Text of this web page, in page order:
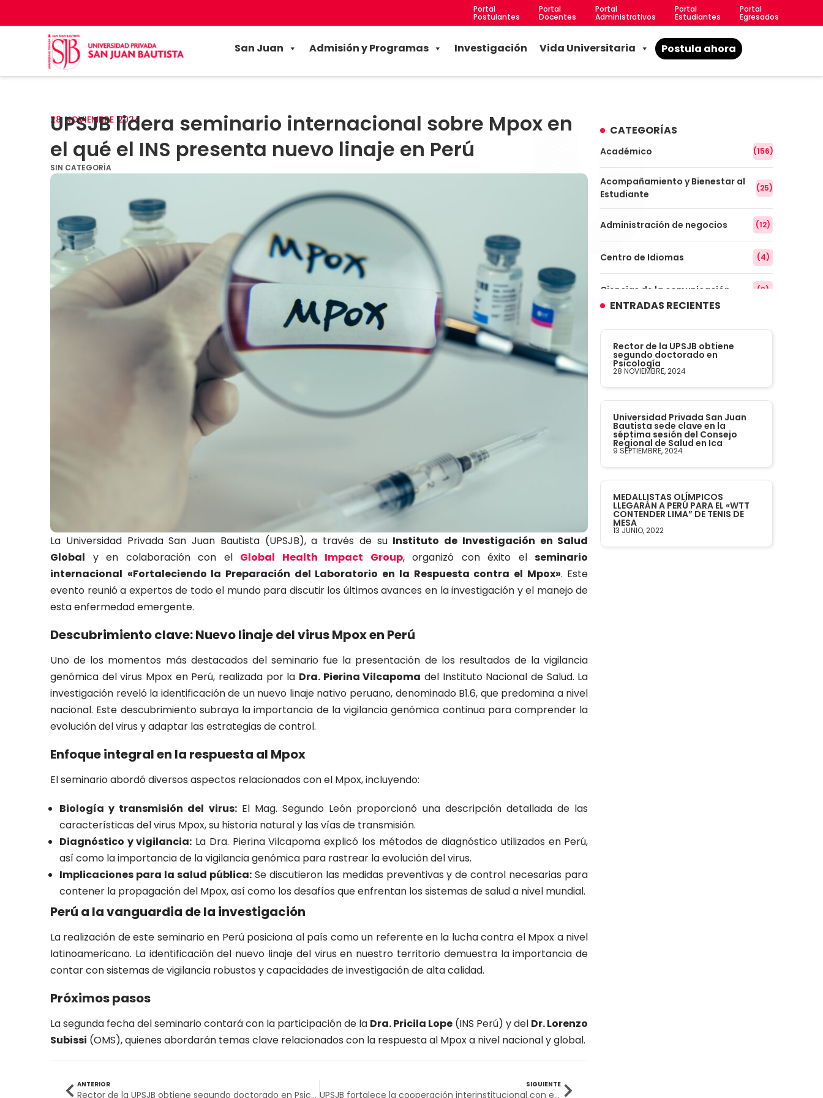
Portal
Postulantes
Portal
Docentes
Portal
Administrativos
Portal
Estudiantes
Portal
Egresados
San Juan Admisión y Programas Investigación Vida Universitaria Postula ahora
28 NOVIEMBRE 2024
UPSJB lidera seminario internacional sobre Mpox en
el qué el INS presenta nuevo linaje en Perú
SIN CATEGORÍA
La Universidad Privada San Juan Bautista (UPSJB), a través de su Instituto de Investigación en Salud
Global y en colaboración con el Global Health Impact Group, organizó con éxito elseminario
internacional «Fortaleciendo la Preparación del Laboratorio en la Respuesta contra el Mpox». Este
evento reunió a expertos de todo el mundo para discutir los últimos avances en la investigación y el manejo de
esta enfermedad emergente.
Descubrimiento clave: Nuevo linaje del virus Mpox en Perú
Uno de los momentos más destacados del seminario fue la presentación de los resultados de la vigilancia
genómica del virus Mpox en Perú, realizada por la Dra. Pierina Vilcapoma del Instituto Nacional de Salud. La
investigación reveló la identificación de un nuevo linaje nativo peruano, denominado B1.6, que predomina a nivel
nacional. Este descubrimiento subraya la importancia de la vigilancia genómica continua para comprender la
evolución del virus y adaptar las estrategias de control.
Enfoque integral en la respuesta al Mpox
El seminario abordó diversos aspectos relacionados con el Mpox, incluyendo:
Biología y transmisión del virus:El Mag. Segundo León proporcionó una descripción detallada de las
características del virus Mpox, su historia natural y las vías de transmisión.
Diagnóstico y vigilancia: La Dra. Pierina Vilcapoma explicó los métodos de diagnóstico utilizados en Perú,
así como la importancia de la vigilancia genómica para rastrear la evolución del virus.
Implicaciones para la salud pública:Se discutieron las medidas preventivas y de control necesarias para
contener la propagación del Mpox, así como los desafíos que enfrentan los sistemas de salud a nivel mundial.
Perú a la vanguardia de la investigación
La realización de este seminario en Perú posiciona al país como un referente en la lucha contra el Mpox a nivel
latinoamericano. La identificación del nuevo linaje del virus en nuestro territorio demuestra la importancia de
contar con sistemas de vigilancia robustos y capacidades de investigación de alta calidad.
Próximos pasos
La segunda fecha del seminario contará con la participación de la Dra. Pricila Lope (INS Perú) y del Dr. Lorenzo
Subissi (OMS), quienes abordarán temas clave relacionados con la respuesta al Mpox a nivel nacional y global.
ANTERIOR
Rector de la UPSJB obtiene segundo doctorado en Psicología
SIGUIENTE
UPSJB fortalece la cooperación interinstitucional con entrega de equipos a la DIRSAPOL
CATEGORÍAS
Académico (156)
Acompañamiento y Bienestar al
Estudiante
(25)
Administración de negocios (12)
Centro de Idiomas (4)
Ciencias de la comunicación (9)
Contabilidad
Convenios (61)
Defensoría Universitaria
Departamento Cultural Artístico y
Deportivo
Derecho
Enfermería
ENTRADAS RECIENTES
Rector de la UPSJB obtiene
segundo doctorado en
Psicología
28 NOVIEMBRE, 2024
Universidad Privada San Juan
Bautista sede clave en la
séptima sesión del Consejo
Regional de Salud en Ica
9 SEPTIEMBRE, 2024
MEDALLISTAS OLÍMPICOS
LLEGARÁN A PERÚ PARA EL «WTT
CONTENDER LIMA” DE TENIS DE
MESA
13 JUNIO, 2022